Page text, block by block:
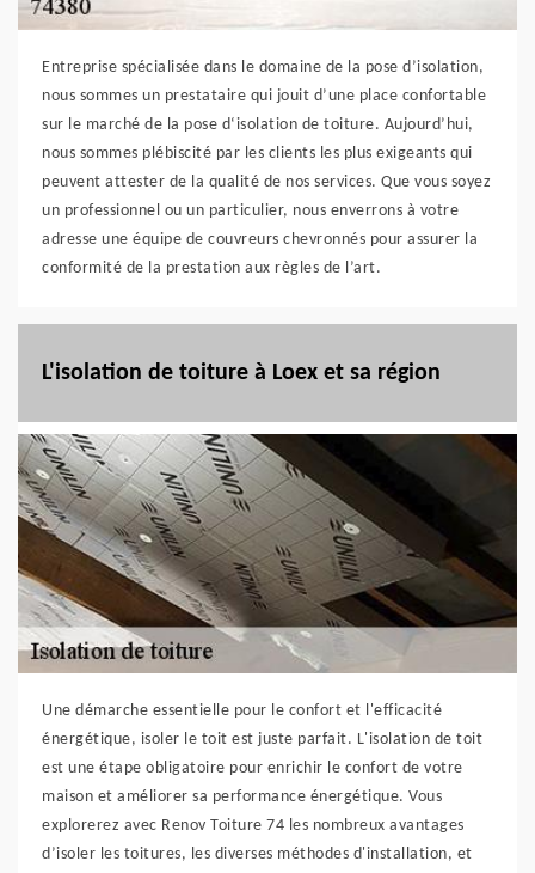
Entreprise spécialisée dans le domaine de la pose d’isolation,
nous sommes un prestataire qui jouit d’une place confortable
sur le marché de la pose d‘isolation de toiture. Aujourd’hui,
nous sommes plébiscité par les clients les plus exigeants qui
peuvent attester de la qualité de nos services. Que vous soyez
un professionnel ou un particulier, nous enverrons à votre
adresse une équipe de couvreurs chevronnés pour assurer la
conformité de la prestation aux règles de l’art.
L'isolation de toiture à Loex et sa région
Une démarche essentielle pour le confort et l'efficacité
énergétique, isoler le toit est juste parfait. L'isolation de toit
est une étape obligatoire pour enrichir le confort de votre
maison et améliorer sa performance énergétique. Vous
explorerez avec Renov Toiture 74 les nombreux avantages
d’isoler les toitures, les diverses méthodes d'installation, et